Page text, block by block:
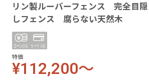
リン製ルーバーフェンス 完全目隠
しフェンス 腐らない天然木
特価
¥112,200～